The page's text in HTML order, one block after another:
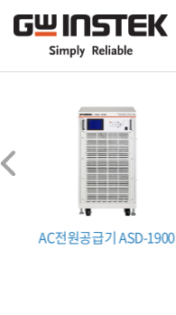
AC전원공급기 ASD-1900